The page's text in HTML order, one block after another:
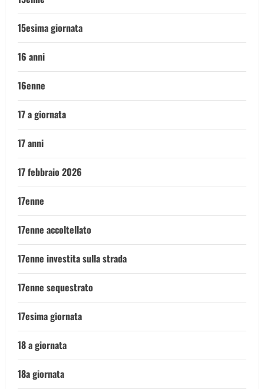
15esima giornata
16 anni
16enne
17 a giornata
17 anni
17 febbraio 2026
17enne
17enne accoltellato
17enne investita sulla strada
17enne sequestrato
17esima giornata
18 a giornata
18a giornata